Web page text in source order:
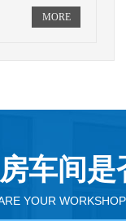
车间
YOUR